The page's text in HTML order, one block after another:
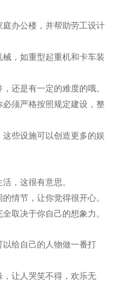
办公楼，并帮助劳工设计
，如重型起重机和卡车装
还是有一定的难度的哦。
须严格按照规定建设，整
些设施可以创造更多的娱
，这很有意思。
情节，让你觉得很开心。
取决于你自己的想象力。
给自己的人物做一番打
，让人哭笑不得，欢乐无